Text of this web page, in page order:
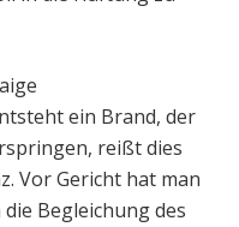
ein Brand, der
reißt dies
Vor Gericht hat man
Begleichung des